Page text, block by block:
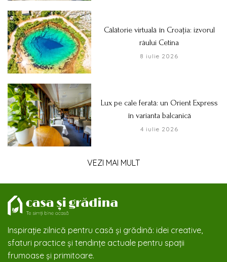
Călătorie virtuală în Croația: izvorul
râului Cetina
8 iulie 2026
Lux pe cale ferată: un Orient Express
în varianta balcanică
4 iulie 2026
VEZI MAI MULT
Inspirație zilnică pentru casă și grădină: idei creative,
sfaturi practice și tendințe actuale pentru spații
frumoase și primitoare.